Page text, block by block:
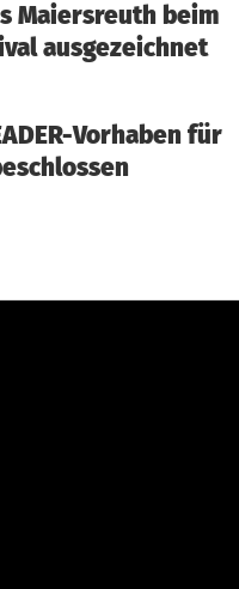
Maiersreuth beim
ausgezeichnet
Vorhaben für